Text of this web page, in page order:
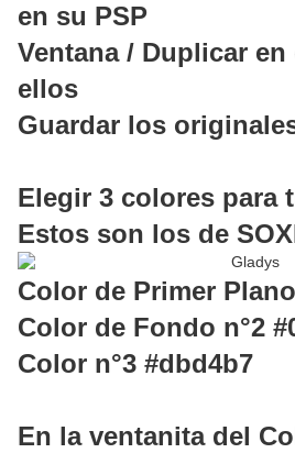
en su PSP
Ventana / Duplicar
ellos
Guardar los
Elegir 3 colores para
Estos son los de
Color de Primer
Color de Fondo n°2
Color n°3 #dbd4b7
En la ventanita del